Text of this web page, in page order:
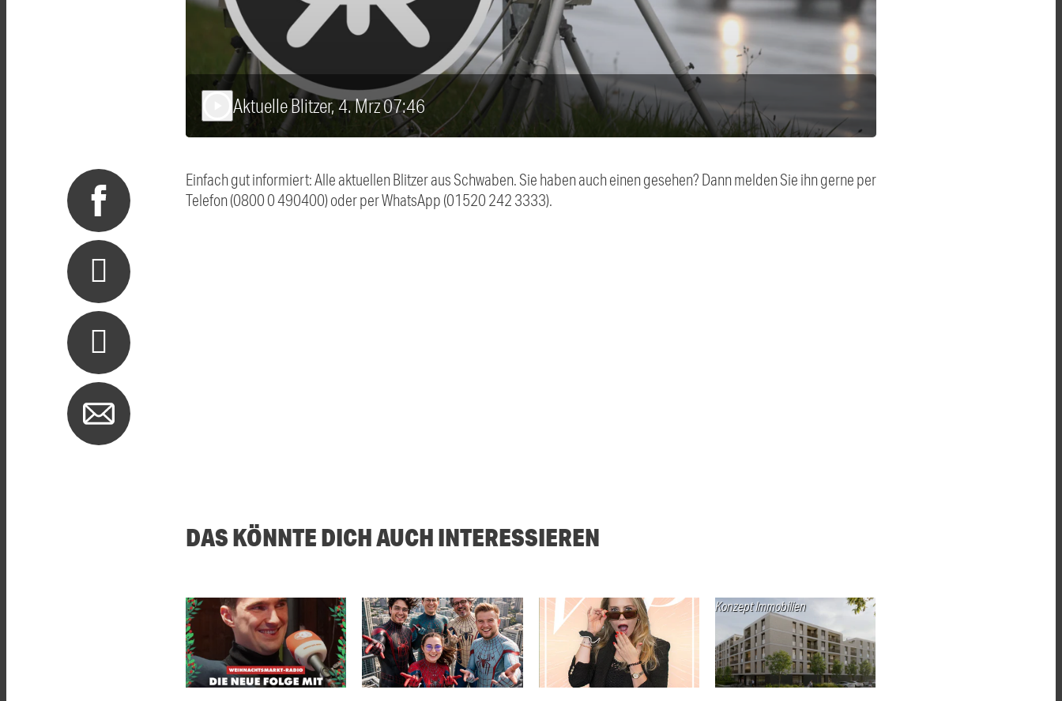
Aktuelle Blitzer, 4. Mrz 07:46
Einfach gut informiert: Alle aktuellen Blitzer aus Schwaben. Sie haben auch einen gesehen? Dann melden Sie ihn gerne per
Telefon (0800 0 490400) oder per WhatsApp (01520 242 3333).
DAS KÖNNTE DICH AUCH INTERESSIEREN
Konzept Immobilien